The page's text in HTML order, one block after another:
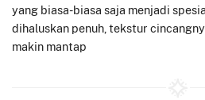
yang biasa-biasa saja menjadi
dihaluskan penuh, tekstur
makin mantap